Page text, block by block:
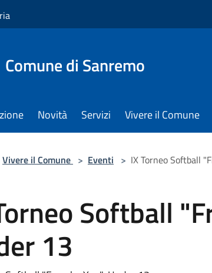
Comune di Sanremo
Novità Servizi Vivere il Comune
Vivere il Comune > Eventi > IX Torneo Softball
Softball
13